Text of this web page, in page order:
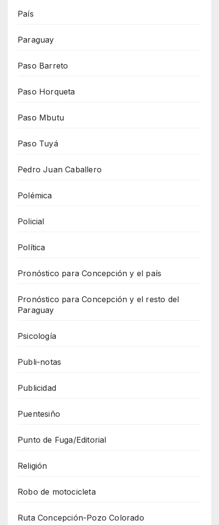
País
Paraguay
Paso Barreto
Paso Horqueta
Paso Mbutu
Paso Tuyá
Pedro Juan Caballero
Polémica
Policial
Política
Pronóstico para Concepción y el país
Pronóstico para Concepción y el resto del
Paraguay
Psicología
Publi-notas
Publicidad
Puentesiño
Punto de Fuga/Editorial
Religión
Robo de motocicleta
Ruta Concepción-Pozo Colorado